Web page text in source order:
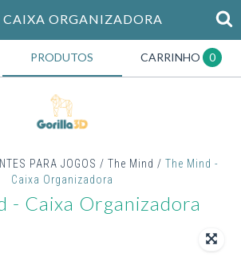
ORGANIZADORA
PRODUTOS CARRINHO 0
PARA JOGOS / The Mind / The Mind -
Caixa Organizadora
- Caixa Organizadora